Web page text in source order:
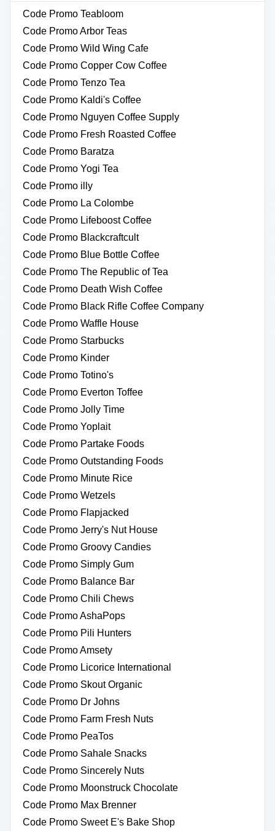
Code Promo Teabloom
Code Promo Arbor Teas
Code Promo Wild Wing Cafe
Code Promo Copper Cow Coffee
Code Promo Tenzo Tea
Code Promo Kaldi's Coffee
Code Promo Nguyen Coffee Supply
Code Promo Fresh Roasted Coffee
Code Promo Baratza
Code Promo Yogi Tea
Code Promo illy
Code Promo La Colombe
Code Promo Lifeboost Coffee
Code Promo Blackcraftcult
Code Promo Blue Bottle Coffee
Code Promo The Republic of Tea
Code Promo Death Wish Coffee
Code Promo Black Rifle Coffee Company
Code Promo Waffle House
Code Promo Starbucks
Code Promo Kinder
Code Promo Totino's
Code Promo Everton Toffee
Code Promo Jolly Time
Code Promo Yoplait
Code Promo Partake Foods
Code Promo Outstanding Foods
Code Promo Minute Rice
Code Promo Wetzels
Code Promo Flapjacked
Code Promo Jerry's Nut House
Code Promo Groovy Candies
Code Promo Simply Gum
Code Promo Balance Bar
Code Promo Chili Chews
Code Promo AshaPops
Code Promo Pili Hunters
Code Promo Amsety
Code Promo Licorice International
Code Promo Skout Organic
Code Promo Dr Johns
Code Promo Farm Fresh Nuts
Code Promo PeaTos
Code Promo Sahale Snacks
Code Promo Sincerely Nuts
Code Promo Moonstruck Chocolate
Code Promo Max Brenner
Code Promo Sweet E's Bake Shop